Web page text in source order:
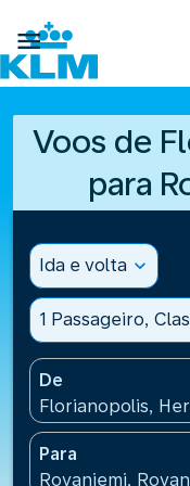

Voos de
para
Ida e volta expand_more
1 Passageiro,
De
Florianopolis,
Para
Rovaniemi,